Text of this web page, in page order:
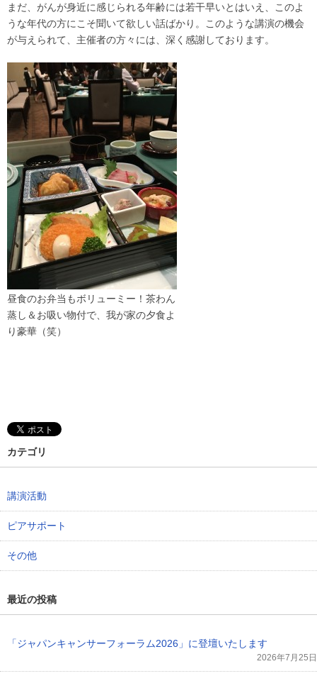
まだ、がんが身近に感じられる年齢には若干早いとはいえ、このよ
うな年代の方にこそ聞いて欲しい話ばかり。このような講演の機会
が与えられて、主催者の方々には、深く感謝しております。
昼食のお弁当もボリューミー！茶わん
蒸し＆お吸い物付で、我が家の夕食よ
り豪華（笑）
カテゴリ
講演活動
ピアサポート
その他
最近の投稿
「ジャパンキャンサーフォーラム2026」に登壇いたします
2026年7月25日